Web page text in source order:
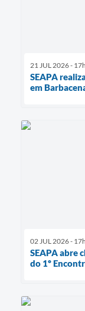
21 JUL 2026 -
SEAPA
em
02 JUL 2026 -
SEAPA abre
do 1º